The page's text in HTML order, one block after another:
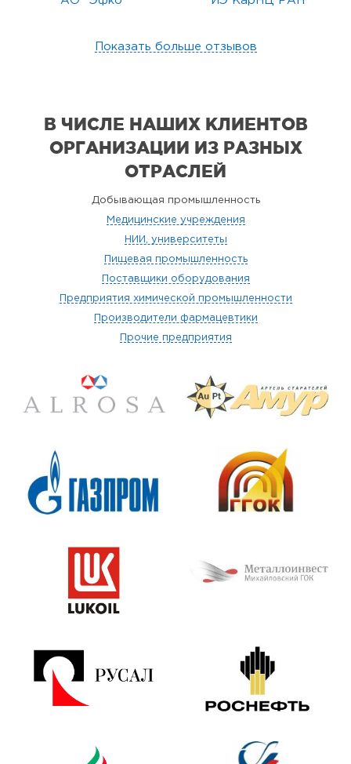
Показать больше отзывов
В ЧИСЛЕ НАШИХ КЛИЕНТОВ
ОРГАНИЗАЦИИ ИЗ РАЗНЫХ
ОТРАСЛЕЙ
Добывающая промышленность
Медицинские учреждения
НИИ, университеты
Пищевая промышленность
Поставщики оборудования
Предприятия химической промышленности
Производители фармацевтики
Прочие предприятия